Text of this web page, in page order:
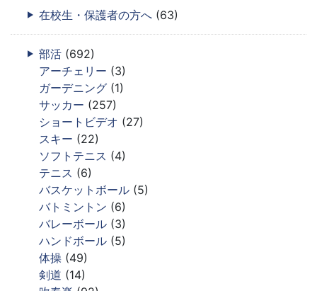
在校生・保護者の方へ (63)
部活 (692)
アーチェリー (3)
ガーデニング (1)
サッカー (257)
ショートビデオ (27)
スキー (22)
ソフトテニス (4)
テニス (6)
バスケットボール (5)
バトミントン (6)
バレーボール (3)
ハンドボール (5)
体操 (49)
剣道 (14)